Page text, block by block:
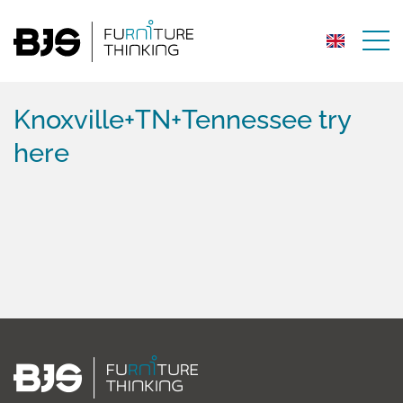
Knoxville+TN+Tennessee try
here